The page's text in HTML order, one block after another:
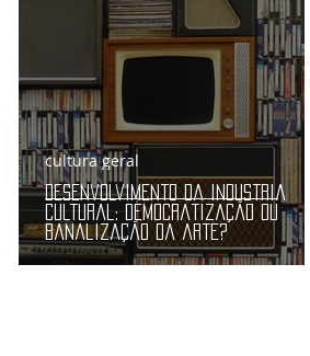
Desenvolvimento da indústria
cultural: democratização ou
banalização da arte?
cultura geral